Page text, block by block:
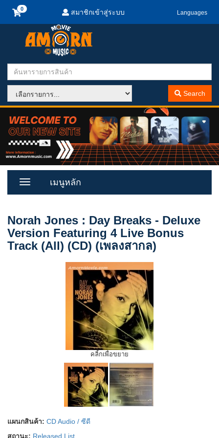
สมาชิกเข้าสู่ระบบ Languages
Search
Toggle
เมนูหลัก
Norah Jones : Day Breaks - Deluxe
Version Featuring 4 Live Bonus
Track (All) (CD) (เพลงสากล)
คลิ้กเพื่อขยาย
แผนกสินค้า: CD Audio / ซีดี
สถานะ: Released List